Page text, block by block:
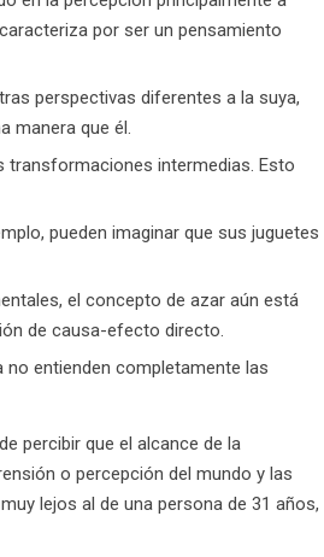
por ser un pensamiento
perspectivas diferentes a la suya,
manera que él.
transformaciones intermedias. Esto
pueden imaginar que sus juguetes
el concepto de azar aún está
de causa-efecto directo.
no entienden completamente las
percibir que el alcance de la
o percepción del mundo y las
lejos al de una persona de 31 años,